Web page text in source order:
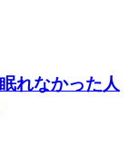
れなかった人